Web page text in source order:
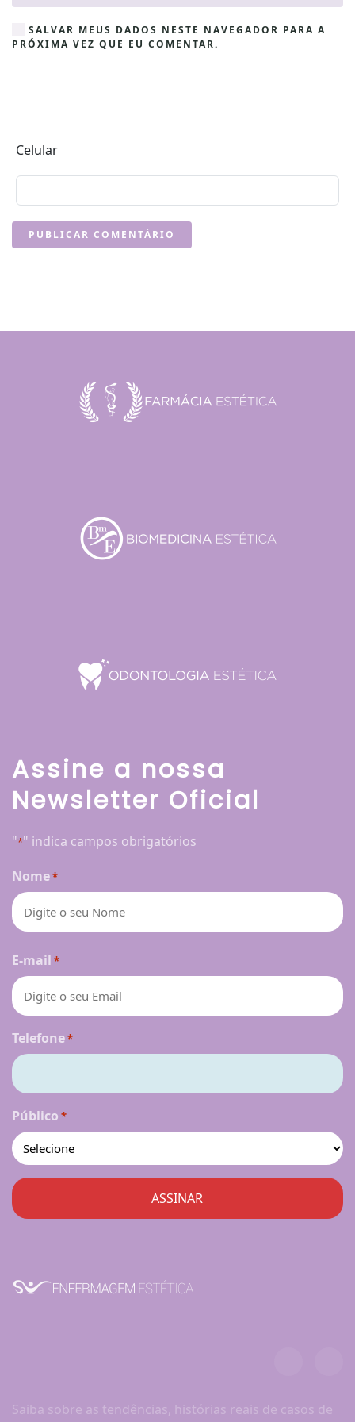
SALVAR MEUS DADOS NESTE NAVEGADOR PARA A
PRÓXIMA VEZ QUE EU COMENTAR.
Celular
PUBLICAR COMENTÁRIO
Assine a nossa
Newsletter Oficial
"*" indica campos obrigatórios
Nome*
E-mail *
Telefone*
Público *
Saiba sobre as tendências, histórias reais de casos de